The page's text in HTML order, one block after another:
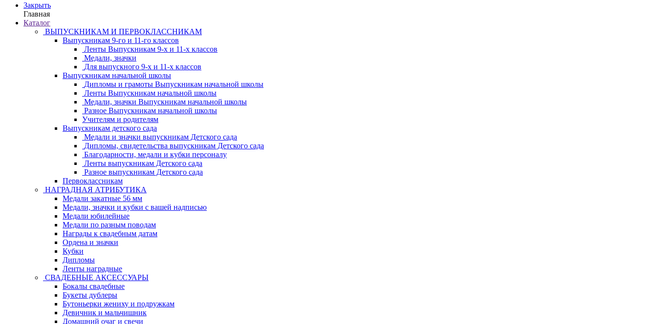
Закрыть
Главная
Каталог
ВЫПУСКНИКАМ И ПЕРВОКЛАССНИКАМ
Выпускникам 9-го и 11-го классов
Ленты Выпускникам 9-х и 11-х классов
Медали, значки
Для выпускного 9-х и 11-х классов
Выпускникам начальной школы
Дипломы и грамоты Выпускникам начальной школы
Ленты Выпускникам начальной школы
Медали, значки Выпускникам начальной школы
Разное Выпускникам начальной школы
Учителям и родителям
Выпускникам детского сада
Медали и значки выпускникам Детского сада
Дипломы, свидетельства выпускникам Детского сада
Благодарности, медали и кубки персоналу
Ленты выпускникам Детского сада
Разное выпускникам Детского сада
Первоклассникам
НАГРАДНАЯ АТРИБУТИКА
Медали закатные 56 мм
Медали, значки и кубки с вашей надписью
Медали юбилейные
Медали по разным поводам
Награды к свадебным датам
Ордена и значки
Кубки
Дипломы
Ленты наградные
СВАДЕБНЫЕ АКСЕССУАРЫ
Бокалы свадебные
Букеты дублеры
Бутоньерки жениху и подружкам
Девичник и мальчишник
Домашний очаг и свечи